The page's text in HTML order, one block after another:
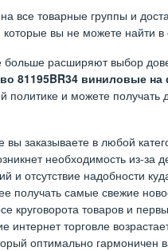
все товарные группы и
вы не можете найти в
расширяют выбор
81195BR34 виниловые на
и можете получать
вы заказываете в любой
необходимость из-за
отсутствие надобности
самые свежие
круговорота товаров и
интернет торговле
оптимально